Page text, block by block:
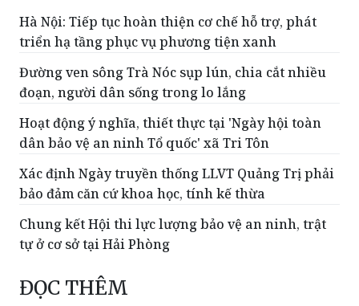
Hà Nội: Tiếp tục hoàn thiện cơ chế hỗ trợ, phát
triển hạ tầng phục vụ phương tiện xanh
Đường ven sông Trà Nóc sụp lún, chia cắt nhiều
đoạn, người dân sống trong lo lắng
Hoạt động ý nghĩa, thiết thực tại 'Ngày hội toàn
dân bảo vệ an ninh Tổ quốc' xã Tri Tôn
Xác định Ngày truyền thống LLVT Quảng Trị phải
bảo đảm căn cứ khoa học, tính kế thừa
Chung kết Hội thi lực lượng bảo vệ an ninh, trật
tự ở cơ sở tại Hải Phòng
ĐỌC THÊM